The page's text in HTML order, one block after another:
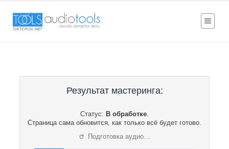
Результат мастеринга:
Статус: В обработке.
Страница сама обновится, как только всё будет готово.
⟳ Подготовка аудио…